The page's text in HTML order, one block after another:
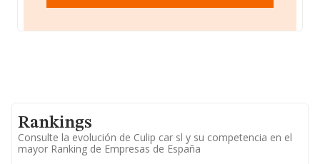
Rankings
Consulte la evolución de Culip car sl y su competencia en el
mayor Ranking de Empresas de España